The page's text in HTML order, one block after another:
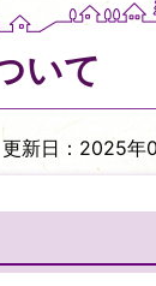
いて
更新日：2025年